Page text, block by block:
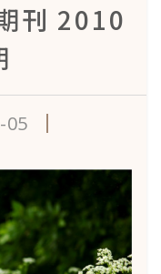
刊 2010
05